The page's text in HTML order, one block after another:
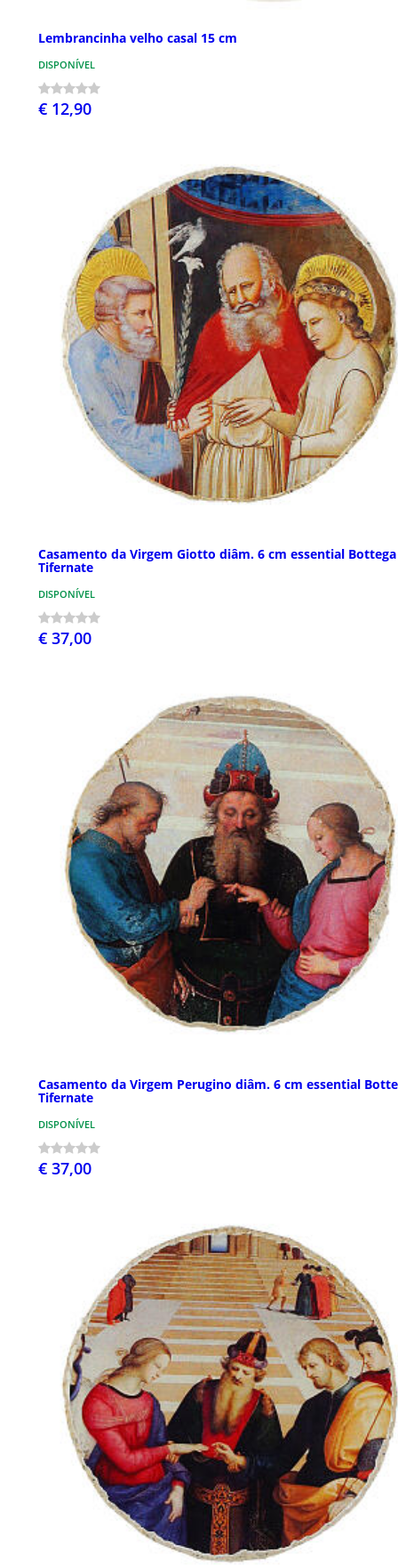
Lembrancinha velho casal 15 cm
DISPONÍVEL
€ 12,90
Casamento da Virgem Giotto diâm. 6 cm essential Bottega
Tifernate
DISPONÍVEL
€ 37,00
Casamento da Virgem Perugino diâm. 6 cm essential
Tifernate
DISPONÍVEL
€ 37,00